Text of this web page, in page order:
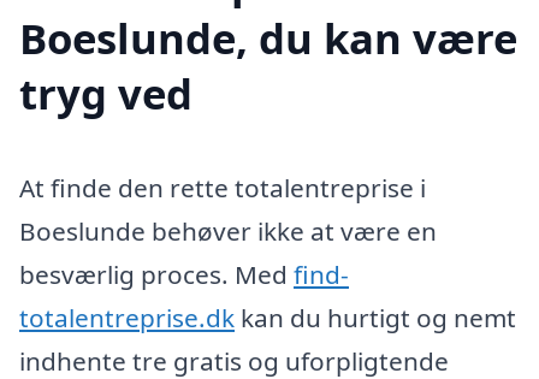
Boeslunde, du kan være
tryg ved
At finde den rette totalentreprise i
Boeslunde behøver ikke at være en
besværlig proces. Med find-
totalentreprise.dk kan du hurtigt og nemt
indhente tre gratis og uforpligtende